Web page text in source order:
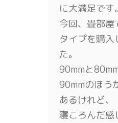
に大満足です。
今回、畳部屋
タイプを購
た。
90mmと
90mmのほう
あるけれど、
寝ころんだ感